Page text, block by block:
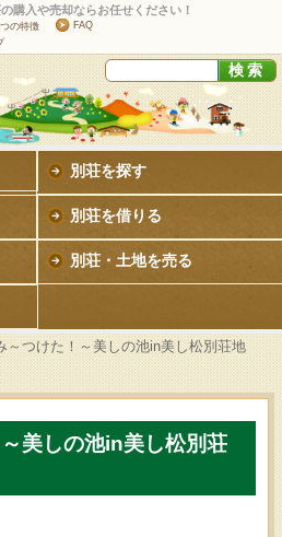
購入や売却ならお任せください！
の特徴
FAQ
別荘を探す
別荘を借りる
別荘・土地を売る
つけた！～美しの池in美し松別荘地
美しの池in美し松別荘